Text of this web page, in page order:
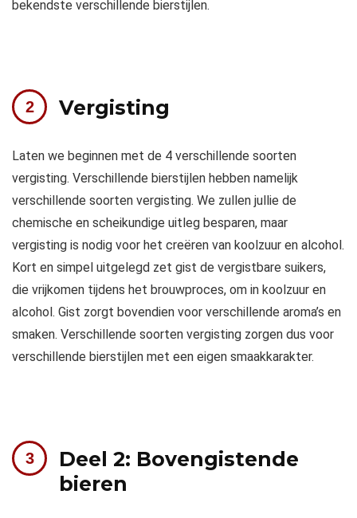
bekendste verschillende bierstijlen.
Vergisting
Laten we beginnen met de 4 verschillende soorten
vergisting. Verschillende bierstijlen hebben namelijk
verschillende soorten vergisting. We zullen jullie de
chemische en scheikundige uitleg besparen, maar
vergisting is nodig voor het creëren van koolzuur en alcohol.
Kort en simpel uitgelegd zet gist de vergistbare suikers,
die vrijkomen tijdens het brouwproces, om in koolzuur en
alcohol. Gist zorgt bovendien voor verschillende aroma’s en
smaken. Verschillende soorten vergisting zorgen dus voor
verschillende bierstijlen met een eigen smaakkarakter.
Deel 2: Bovengistende
bieren